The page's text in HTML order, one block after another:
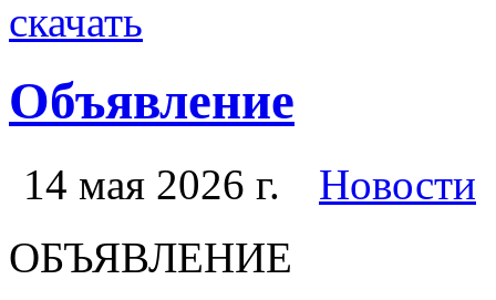
скачать
Объявление
14 мая 2026 г.
Новости
ОБЪЯВЛЕНИЕ